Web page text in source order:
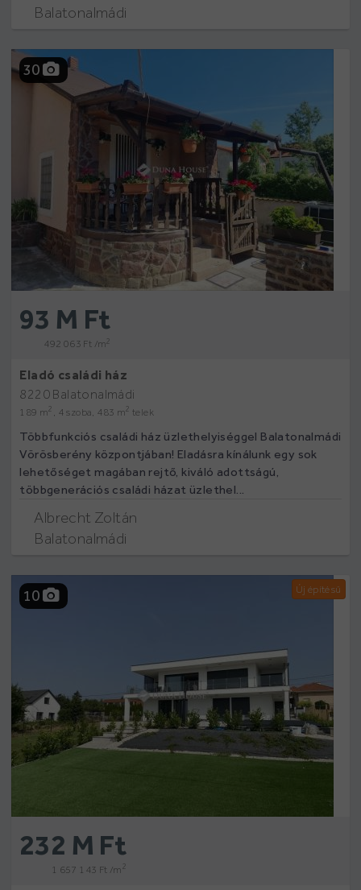
Balatonalmádi
30
93 M Ft
492 063 Ft /m2
Eladó családi ház
8220 Balatonalmádi
189 m2 , 4 szoba, 483 m2 telek
Többfunkciós családi ház üzlethelyiséggel Balatonalmádi
Vörösberény központjában! Eladásra kínálunk egy sok
lehetőséget magában rejtő, kiváló adottságú,
többgenerációs családi házat üzlethel...
Albrecht Zoltán
Balatonalmádi
10
232 M Ft
1 657 143 Ft /m2
Új építésű